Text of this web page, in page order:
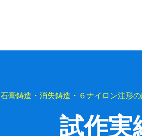
石膏鋳造・消失鋳造・６ナイロン注形
試作実